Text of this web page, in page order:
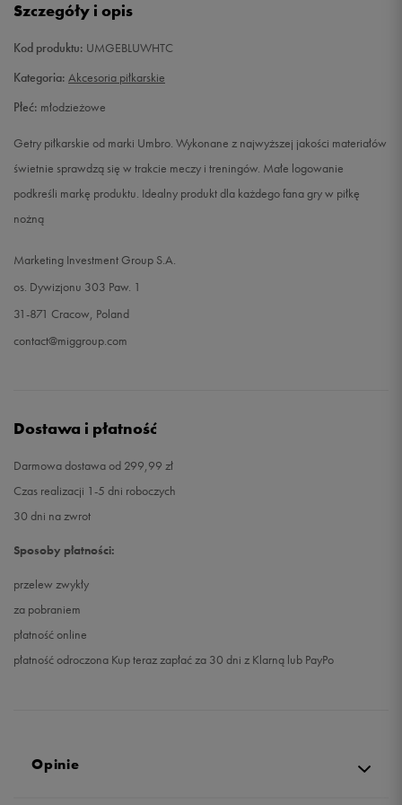
Szczegóły i opis
Kod produktu: UMGEBLUWHTC
Kategoria: Akcesoria piłkarskie
Płeć: młodzieżowe
Getry piłkarskie od marki Umbro. Wykonane z najwyższej jakości materiałów
świetnie sprawdzą się w trakcie meczy i treningów. Małe logowanie
podkreśli markę produktu. Idealny produkt dla każdego fana gry w piłkę
nożną
Marketing Investment Group S.A.
os. Dywizjonu 303 Paw. 1
31-871 Cracow, Poland
contact@miggroup.com
Dostawa i płatność
Darmowa dostawa od 299,99 zł
Czas realizacji 1-5 dni roboczych
30 dni na zwrot
Sposoby płatności:
przelew zwykły
za pobraniem
płatność online
płatność odroczona Kup teraz zapłać za 30 dni z Klarną lub PayPo
Opinie